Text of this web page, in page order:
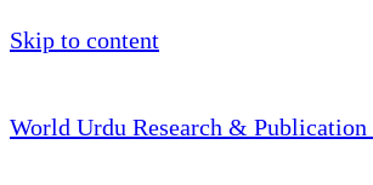
Skip to content